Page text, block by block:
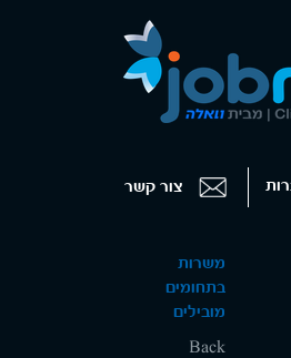
משרות
בתחומים
מובילים
Back